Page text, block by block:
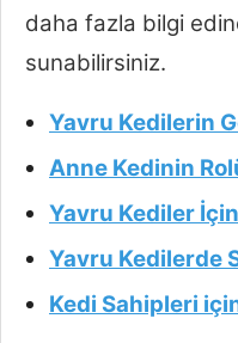
daha fazla bilgi
sunabilirsiniz.
Yavru Kedilerin
Anne Kedinin
Yavru Kediler
Yavru Kedilerde
Kedi Sahipleri